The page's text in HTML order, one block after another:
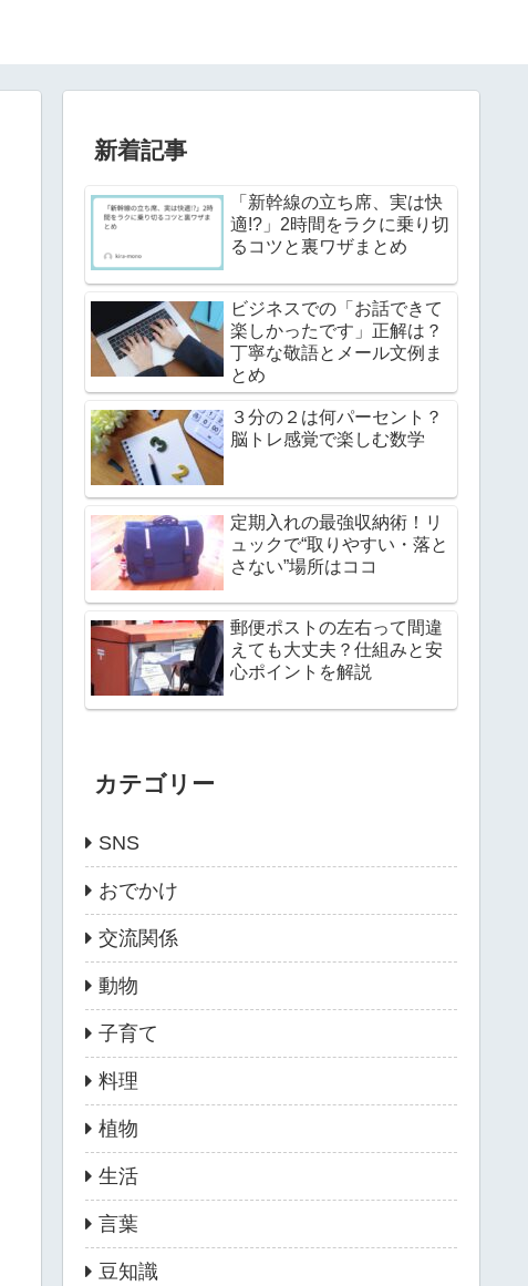
新着記事
「新幹線の立ち席、実は快
適!?」2時間をラクに乗り切
るコツと裏ワザまとめ
ビジネスでの「お話できて
楽しかったです」正解は？
丁寧な敬語とメール文例ま
とめ
３分の２は何パーセント？
脳トレ感覚で楽しむ数学
定期入れの最強収納術！リ
ュックで“取りやすい・落と
さない”場所はココ
郵便ポストの左右って間違
えても大丈夫？仕組みと安
心ポイントを解説
カテゴリー
SNS
おでかけ
交流関係
動物
子育て
料理
植物
生活
言葉
豆知識